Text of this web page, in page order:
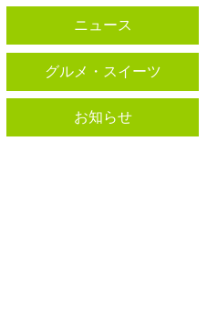
ニュース
グルメ・スイーツ
お知らせ